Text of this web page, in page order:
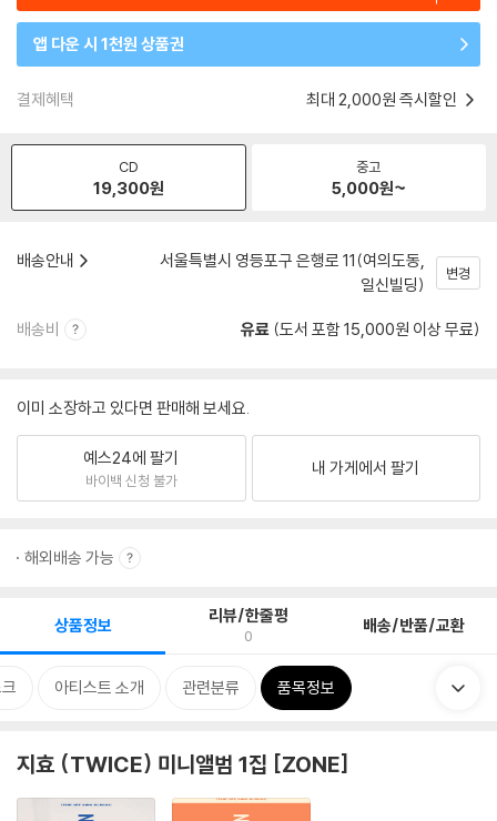
앱 다운 시 1천원 상품권
결제혜택 최대 2,000원 즉시할인
CD
19,300원
중고
5,000원~
배송안내
서울특별시 영등포구 은행로 11(여의도동,
일신빌딩)
변경
배송비 유료 (도서 포함 15,000원 이상 무료)
이미 소장하고 있다면 판매해 보세요.
예스24에 팔기
바이백 신청 불가
내 가게에서 팔기
해외배송 가능
상품정보 리뷰/한줄평
0 배송/반품/교환
아티스트 소개 관련분류 품목정보
지효 (TWICE) 미니앨범 1집 [ZONE]